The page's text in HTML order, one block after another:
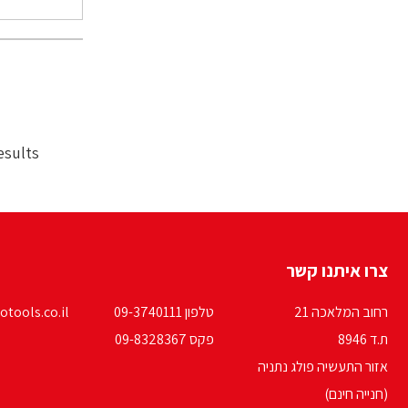
צרו איתנו קשר
רחוב המלאכה 21
ת.ד 8946
אזור התעשיה פולג נתניה
(חנייה חינם)
טלפון 09-3740111
פקס 09-8328367